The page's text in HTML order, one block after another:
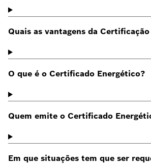
Quais as vantagens da
O que é o Certificado Energético?
Quem emite o Certificado
Em que situações tem que ser